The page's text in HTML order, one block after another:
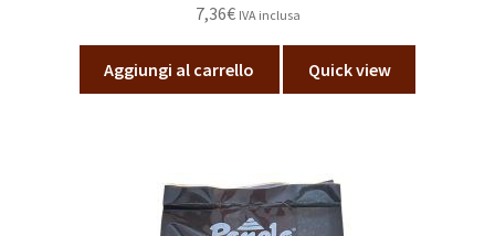
7,36€ IVA inclusa
Aggiungi al carrello Quick view